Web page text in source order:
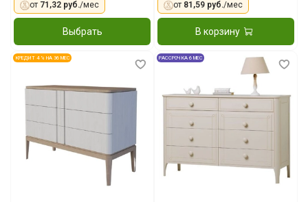
от 71,32 руб./мес
Выбрать
от 81,59 руб./мес
В корзину
КРЕДИТ 4 % НА 36 МЕС РАССРОЧКА 6 МЕС